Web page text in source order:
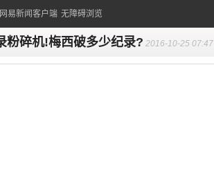
易新闻客户端 无障碍浏览
粉碎机!梅西破多少纪录? 2016-10-25 07:47